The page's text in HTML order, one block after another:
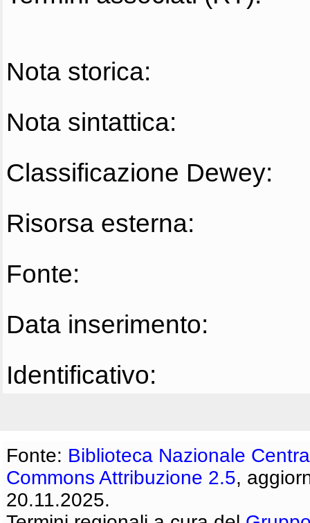
Nota storica:
Nota sintattica:
Classificazione Dewey:
Risorsa esterna:
Fonte:
Data inserimento:
Identificativo:
Fonte: Biblioteca Nazionale
Commons Attribuzione 2.5,
20.11.2025.